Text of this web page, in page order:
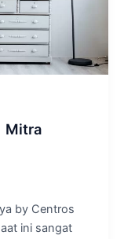
Mitra
by Centros
ini sangat